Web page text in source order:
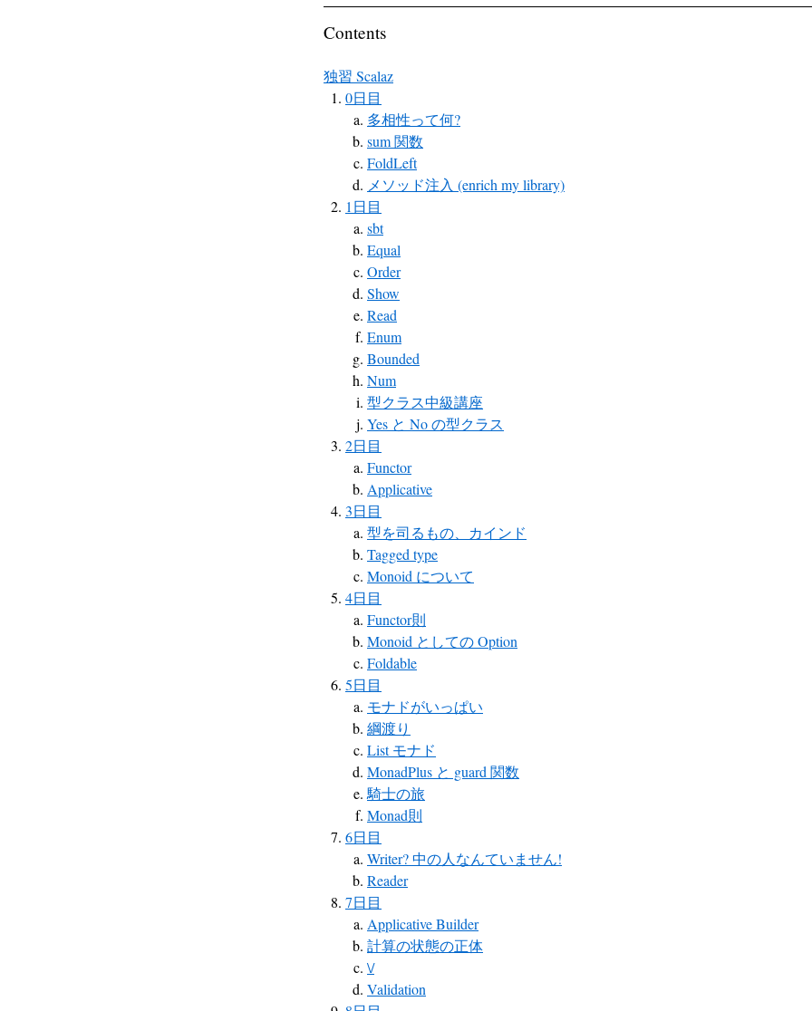
Contents
独習 Scalaz
0日目
多相性って何?
sum 関数
FoldLeft
メソッド注入 (enrich my library)
1日目
sbt
Equal
Order
Show
Read
Enum
Bounded
Num
型クラス中級講座
Yes と No の型クラス
2日目
Functor
Applicative
3日目
型を司るもの、カインド
Tagged type
Monoid について
4日目
Functor則
Monoid としての Option
Foldable
5日目
モナドがいっぱい
綱渡り
List モナド
MonadPlus と guard 関数
騎士の旅
Monad則
6日目
Writer? 中の人なんていません!
Reader
7日目
Applicative Builder
計算の状態の正体
\/
Validation